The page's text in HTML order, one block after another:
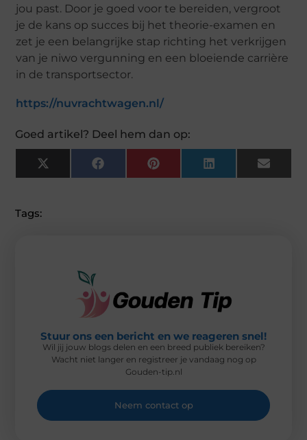
jou past. Door je goed voor te bereiden, vergroot
je de kans op succes bij het theorie-examen en
zet je een belangrijke stap richting het verkrijgen
van je niwo vergunning en een bloeiende carrière
in de transportsector.
https://nuvrachtwagen.nl/
Goed artikel? Deel hem dan op:
X
(
F
A
P
I
L
I
E
M
Tags:
Stuur ons een bericht en we reageren snel!
Wil jij jouw blogs delen en een breed publiek bereiken?
Wacht niet langer en registreer je vandaag nog op
Gouden-tip.nl
Neem contact op